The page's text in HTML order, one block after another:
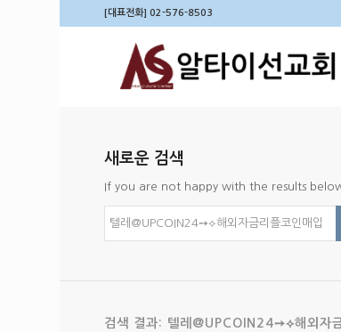
[대표전화] 02-576-8503
새로운 검색
If you are not happy with the results
검색 결과: 텔레@UPCOIN24➙⟡해외자